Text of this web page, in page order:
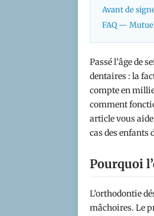
Avant de
FAQ —
Passé l’âge de
dentaires : la
compte en
comment
article vous
cas des enfants
Pourquoi
L’orthodontie
mâchoires. Le